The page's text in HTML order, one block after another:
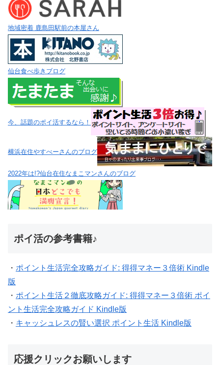
地域密着 鹿島田駅前の本屋さん
仙台食べ歩きブログ
今、話題のポイ活するなら！
横浜在住やすべーさんのブログ
2022年は!?仙台在住なまこマンさんのブログ
ポイ活の参考書籍♪
・ ポイント生活完全攻略ガイド: 得得マネー３倍術 Kindle
版
・ ポイント生活２徹底攻略ガイド: 得得マネー３倍術 ポイ
ント生活完全攻略ガイド Kindle版
・ キャッシュレスの賢い選択 ポイント生活 Kindle版
応援クリックお願いします